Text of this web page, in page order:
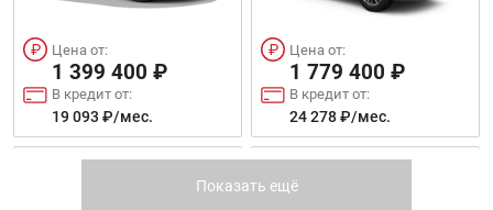
Цена от:
1 399 400 ₽
В кредит от:
19 093 ₽/мес.
Цена от:
1 779 400 ₽
В кредит от:
24 278 ₽/мес.
NEW COOLRAY ATLAS PRO
Показать ещё